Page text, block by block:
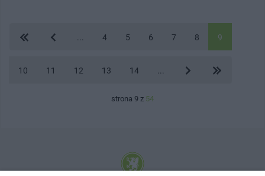
4 5 6 7 8 9
10 11 12 13 14
strona 9 z 54